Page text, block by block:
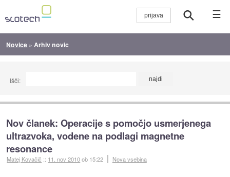
☰
Novice » Arhiv novic
Išči:
Nov članek: Operacije s pomočjo usmerjenega
ultrazvoka, vodene na podlagi magnetne
resonance
Matej Kovačič :: 11. nov 2010ob 15:22 Nova vsebina